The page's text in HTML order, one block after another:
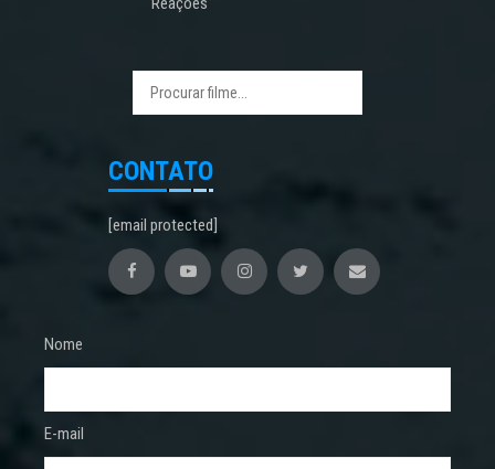
CONTATO
[email protected]
Nome
E-mail